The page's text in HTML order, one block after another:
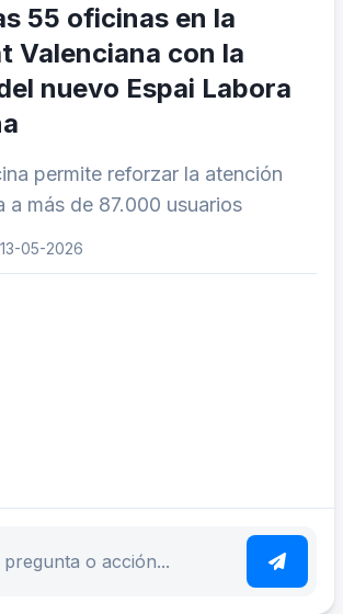
55 oficinas en la
Valenciana con la
nuevo Espai Labora
permite reforzar la atención
a más de 87.000 usuarios
05-2026